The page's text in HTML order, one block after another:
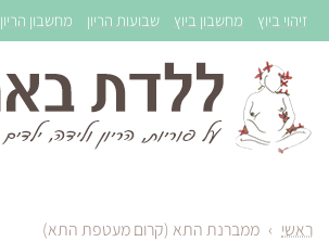
זיהוי ביוץ מחשבון ביוץ שבועות הריון מחשבון הריון
ראשי › ממברנת התא (קרום מעטפת התא)